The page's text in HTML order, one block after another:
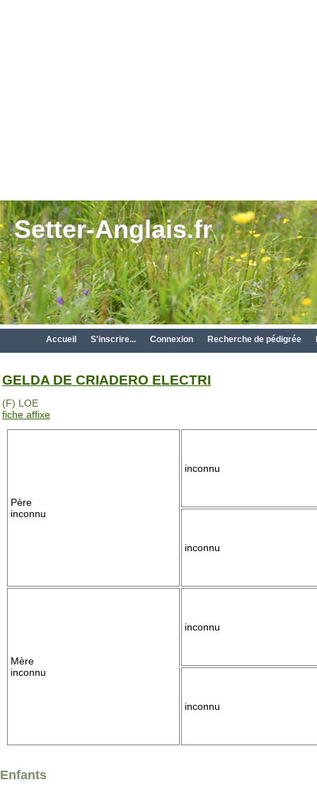
Setter-Anglais.fr
Accueil S'inscrire... Connexion Recherche de pédigrée
GELDA DE CRIADERO ELECTRI
(F) LOE
fiche affixe
Père
inconnu
inconnu
inconnu
Mère
inconnu
inconnu
inconnu
Enfants